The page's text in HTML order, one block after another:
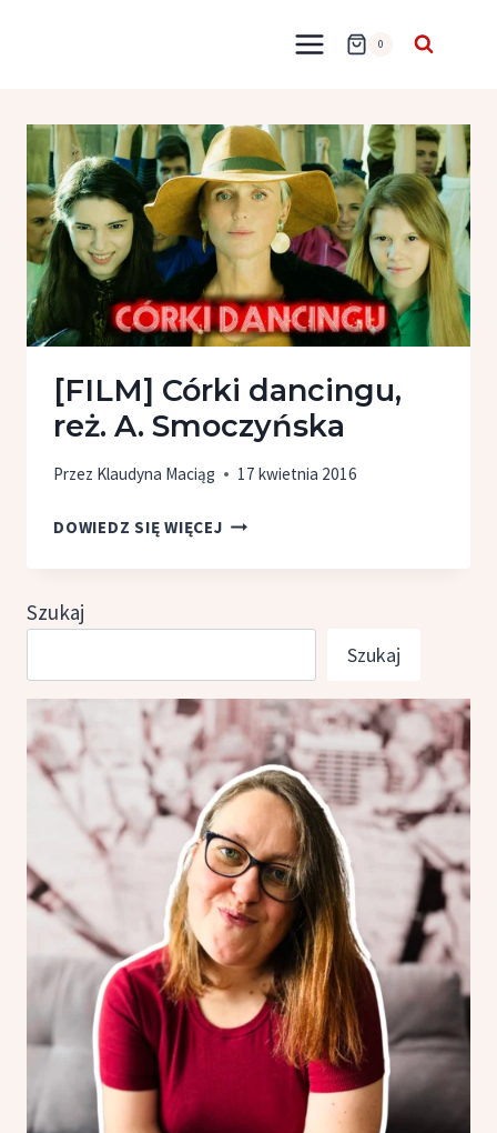
0
[FILM] Córki dancingu,
reż. A. Smoczyńska
Przez Klaudyna Maciąg 17 kwietnia 2016
DOWIEDZ SIĘ WIĘCEJ[FILM]
A.
Szukaj
Szukaj